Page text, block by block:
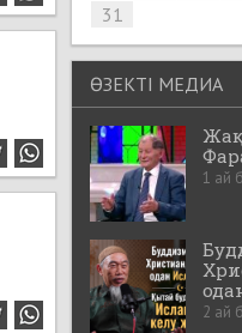
31
ӨЗЕКТІ МЕДИА
1 ай
2 ай